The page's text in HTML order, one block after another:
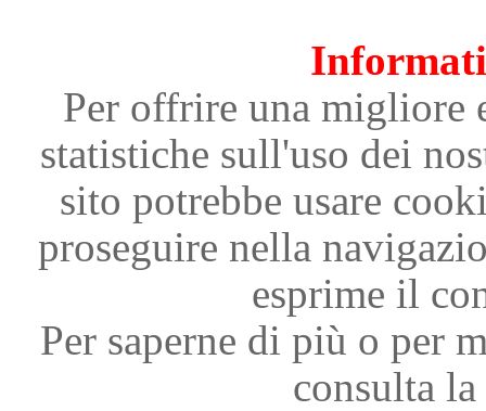
Per offrire una migliore
statistiche sull'uso dei
sito potrebbe usare
proseguire nella
esprime il
Per saperne di più o per
consulta